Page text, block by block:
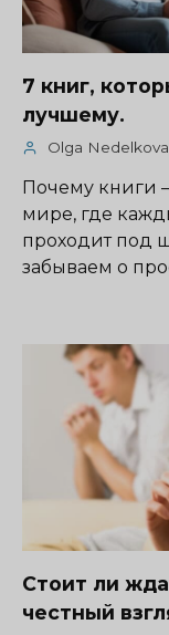
7 книг,
лучшему.
Olga Nedelkova
Почему книги
мире, где
проходит под
забываем о
Стоит ли
честный